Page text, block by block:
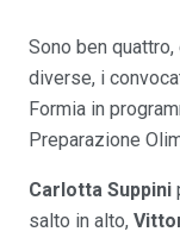
Sono ben
diverse, i
Formia in
Preparazione
Carlotta Suppini
salto in alto,